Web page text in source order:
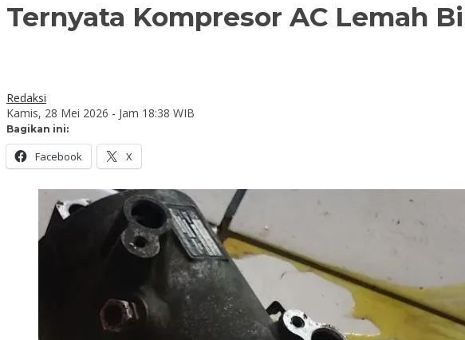
Ternyata Kompresor AC Lemah
Redaksi
Kamis, 28 Mei 2026 - Jam 18:38 WIB
Bagikan ini:
Facebook X